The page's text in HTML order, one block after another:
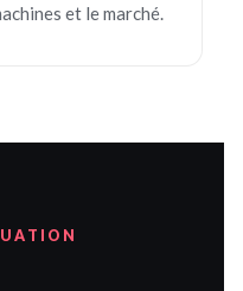
et le marché.